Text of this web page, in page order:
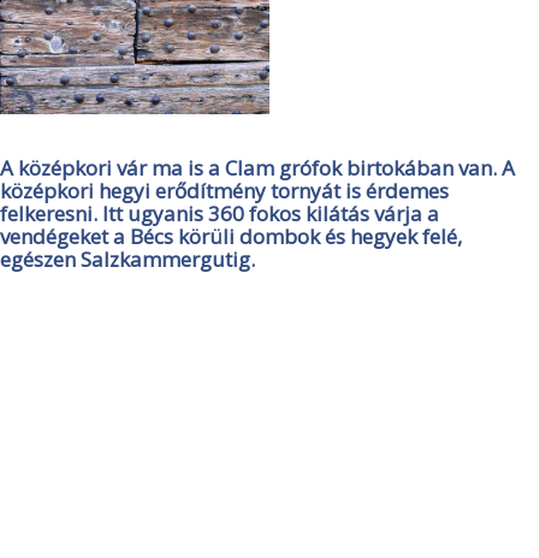
A középkori vár ma is a Clam grófok birtokában van. A
középkori hegyi erődítmény tornyát is érdemes
felkeresni. Itt ugyanis 360 fokos kilátás várja a
vendégeket a Bécs körüli dombok és hegyek felé,
egészen Salzkammergutig.